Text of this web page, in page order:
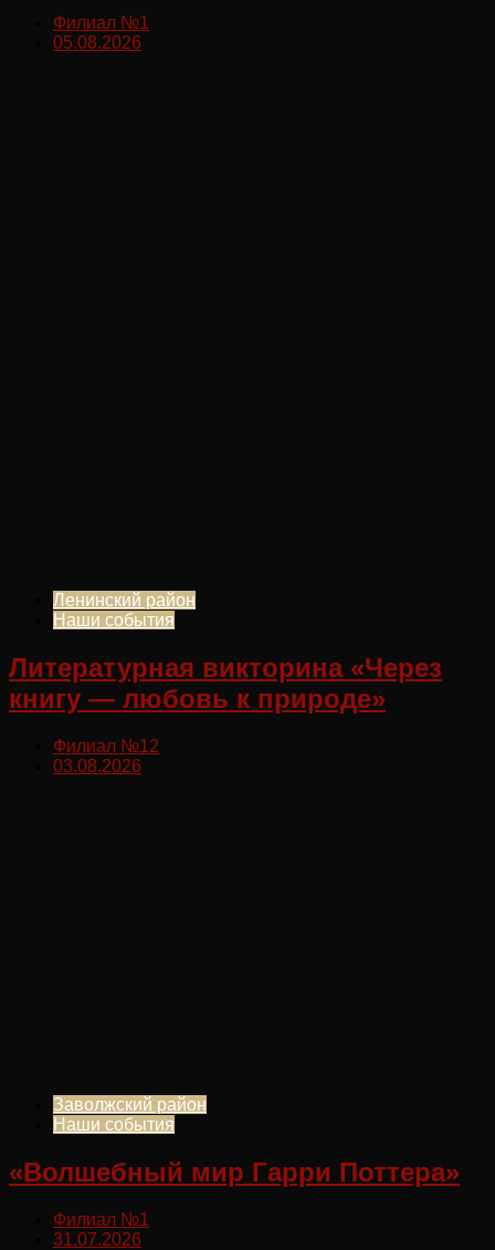
Филиал №1
05.08.2026
Ленинский район
Наши события
Литературная викторина «Через
книгу — любовь к природе»
Филиал №12
03.08.2026
Заволжский район
Наши события
«Волшебный мир Гарри Поттера»
Филиал №1
31.07.2026